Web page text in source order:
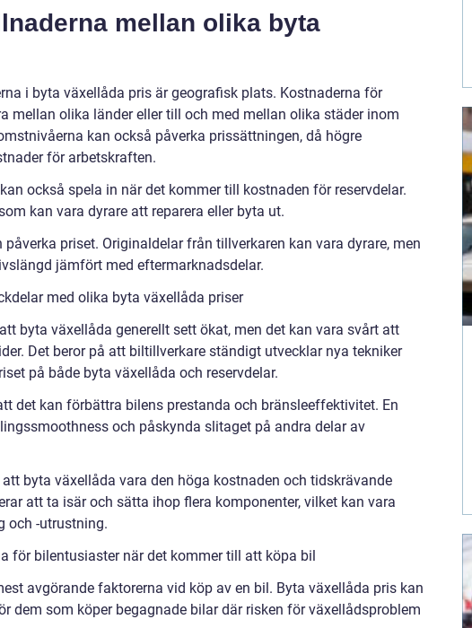
mellan olika byta
i byta växellåda pris är geografisk plats. Kostnaderna för
mellan olika länder eller till och med mellan olika städer inom
kan också påverka prissättningen, då högre
för arbetskraften.
också spela in när det kommer till kostnaden för reservdelar.
kan vara dyrare att reparera eller byta ut.
priset. Originaldelar från tillverkaren kan vara dyrare, men
jämfört med eftermarknadsdelar.
med olika byta växellåda priser
byta växellåda generellt sett ökat, men det kan vara svårt att
Det beror på att biltillverkare ständigt utvecklar nya tekniker
på både byta växellåda och reservdelar.
det kan förbättra bilens prestanda och bränsleeffektivitet. En
och påskynda slitaget på andra delar av
byta växellåda vara den höga kostnaden och tidskrävande
att ta isär och sätta ihop flera komponenter, vilket kan vara
och -utrustning.
för bilentusiaster när det kommer till att köpa bil
avgörande faktorerna vid köp av en bil. Byta växellåda pris kan
dem som köper begagnade bilar där risken för växellådsproblem